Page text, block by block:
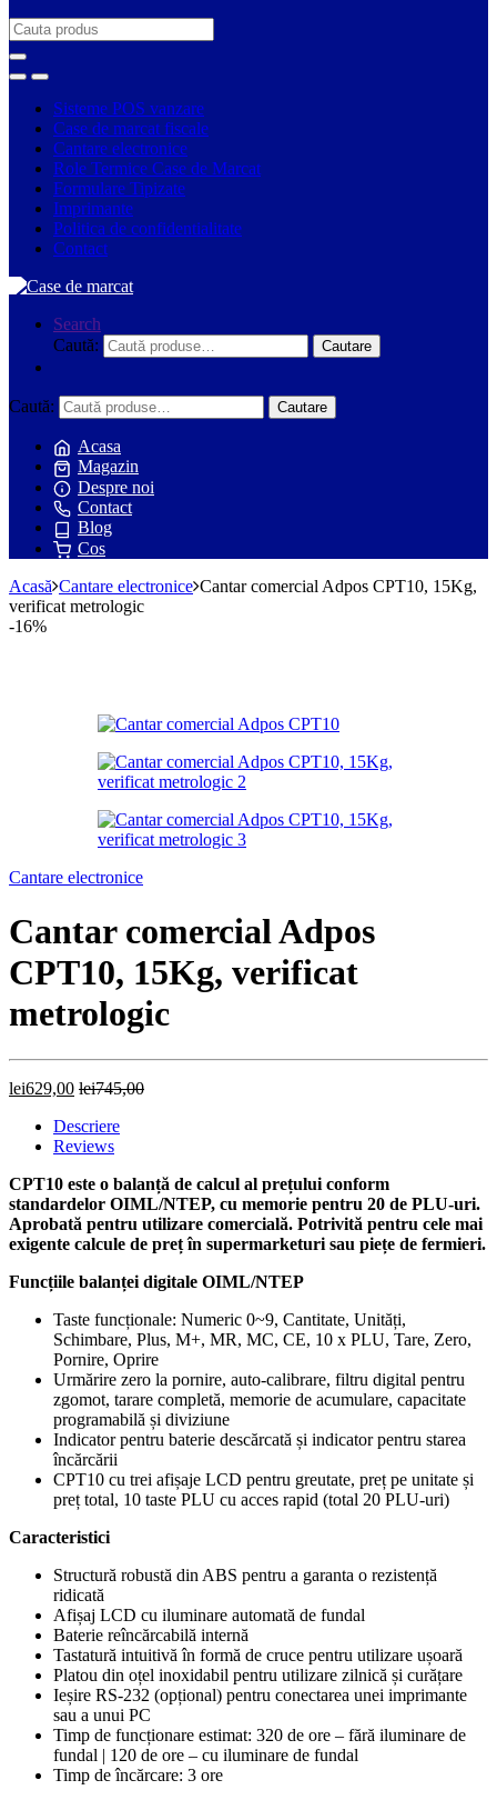
Search
for:
Sisteme POS vanzare
Case de marcat fiscale
Cantare electronice
Role Termice Case de Marcat
Formulare Tipizate
Imprimante
Politica de confidentialitate
Contact
Search
Caută:
Cautare
Caută: Cautare
Acasa
Magazin
Despre noi
Contact
Blog
Cos
Acasă Cantare electronice Cantar comercial Adpos CPT10, 15Kg,
verificat metrologic
-16%
Cantare electronice
Cantar comercial Adpos
CPT10, 15Kg, verificat
metrologic
lei629,00 lei745,00
Descriere
Reviews
CPT10 este o balanță de calcul al prețului conform
standardelor OIML/NTEP, cu memorie pentru 20 de PLU-uri.
Aprobată pentru utilizare comercială. Potrivită pentru cele mai
exigente calcule de preț în supermarketuri sau piețe de fermieri.
Funcțiile balanței digitale OIML/NTEP
Taste funcționale: Numeric 0~9, Cantitate, Unități,
Schimbare, Plus, M+, MR, MC, CE, 10 x PLU, Tare, Zero,
Pornire, Oprire
Urmărire zero la pornire, auto-calibrare, filtru digital pentru
zgomot, tarare completă, memorie de acumulare, capacitate
programabilă și diviziune
Indicator pentru baterie descărcată și indicator pentru starea
încărcării
CPT10 cu trei afișaje LCD pentru greutate, preț pe unitate și
preț total, 10 taste PLU cu acces rapid (total 20 PLU-uri)
Caracteristici
Structură robustă din ABS pentru a garanta o rezistență
ridicată
Afișaj LCD cu iluminare automată de fundal
Baterie reîncărcabilă internă
Tastatură intuitivă în formă de cruce pentru utilizare ușoară
Platou din oțel inoxidabil pentru utilizare zilnică și curățare
Ieșire RS-232 (opțional) pentru conectarea unei imprimante
sau a unui PC
Timp de funcționare estimat: 320 de ore – fără iluminare de
fundal | 120 de ore – cu iluminare de fundal
Timp de încărcare: 3 ore